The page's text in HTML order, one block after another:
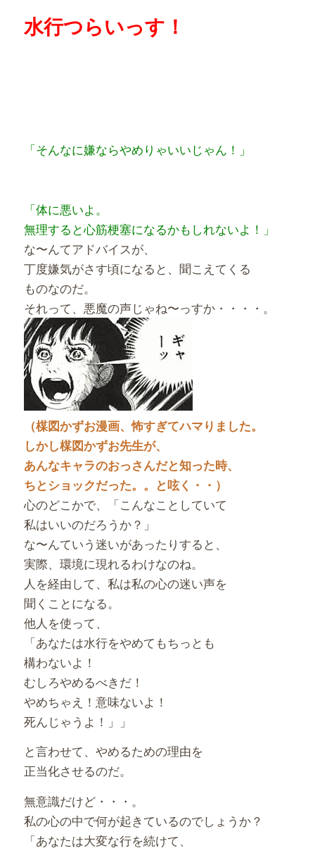
水行つらいっす！
「そんなに嫌ならやめりゃいいじゃん！」
「体に悪いよ。
無理すると心筋梗塞になるかもしれないよ！」
な〜んてアドバイスが、
丁度嫌気がさす頃になると、聞こえてくる
ものなのだ。
それって、悪魔の声じゃね〜っすか・・・・。
（楳図かずお漫画、怖すぎてハマりました。
しかし楳図かずお先生が、
あんなキャラのおっさんだと知った時、
ちとショックだった。。と呟く・・）
心のどこかで、「こんなことしていて
私はいいのだろうか？」
な〜んていう迷いがあったりすると、
実際、環境に現れるわけなのね。
人を経由して、私は私の心の迷い声を
聞くことになる。
他人を使って、
「あなたは水行をやめてもちっとも
構わないよ！
むしろやめるべきだ！
やめちゃえ！意味ないよ！
死んじゃうよ！」」
と言わせて、やめるための理由を
正当化させるのだ。
無意識だけど・・・。
私の心の中で何が起きているのでしょうか？
「あなたは大変な行を続けて、